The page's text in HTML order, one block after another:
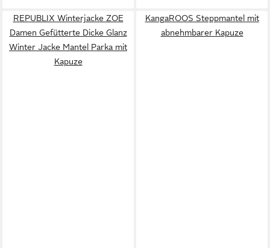
REPUBLIX Winterjacke ZOE
Damen Gefütterte Dicke Glanz
Winter Jacke Mantel Parka mit
Kapuze
KangaROOS Steppmantel mit
abnehmbarer Kapuze